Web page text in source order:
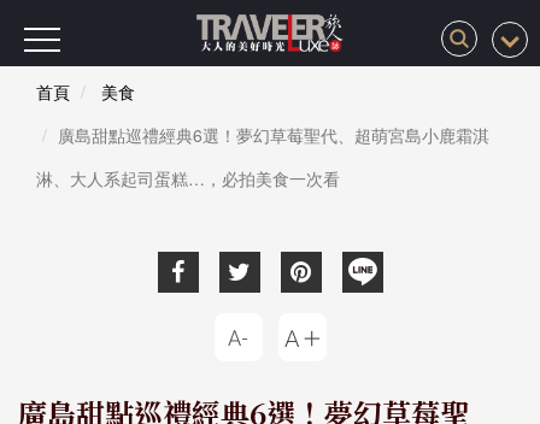
首頁
美食
廣島甜點巡禮經典6選！夢幻草莓聖代、超萌宮島小鹿霜淇
淋、大人系起司蛋糕…，必拍美食一次看
廣島甜點巡禮經典6選！夢幻草莓聖